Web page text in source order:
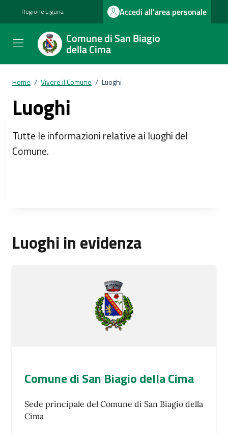
Regione Liguria Accedi all'area personale
Comune di San Biagio
della Cima
Home / Vivere il Comune / Luoghi
Luoghi
Tutte le informazioni relative ai luoghi del
Comune.
Luoghi in evidenza
Comune di San Biagio della Cima
Sede principale del Comune di San Biagio della
Cima